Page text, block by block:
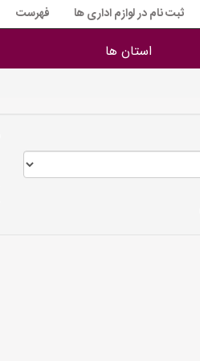
ثبت نام در لوازم اداری ها فهرست
استان ها